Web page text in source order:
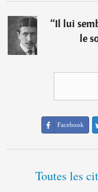
“Il lui
le
Facebook
Toutes les